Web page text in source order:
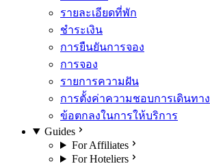
รายละเอียดที่พัก
ชำระเงิน
การยืนยันการจอง
การจอง
รายการความฝัน
การตั้งค่าความชอบการเดินทาง
ข้อตกลงในการให้บริการ
Guides
For Affiliates
For Hoteliers